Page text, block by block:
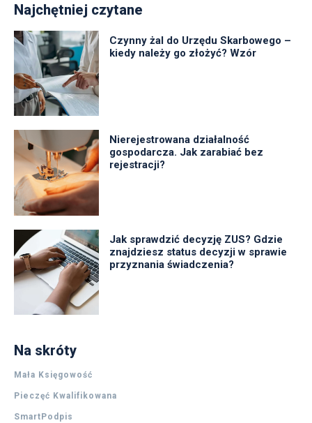
Najchętniej czytane
Czynny żal do Urzędu Skarbowego –
kiedy należy go złożyć? Wzór
Nierejestrowana działalność
gospodarcza. Jak zarabiać bez
rejestracji?
Jak sprawdzić decyzję ZUS? Gdzie
znajdziesz status decyzji w sprawie
przyznania świadczenia?
Na skróty
Mała Księgowość
Pieczęć Kwalifikowana
SmartPodpis